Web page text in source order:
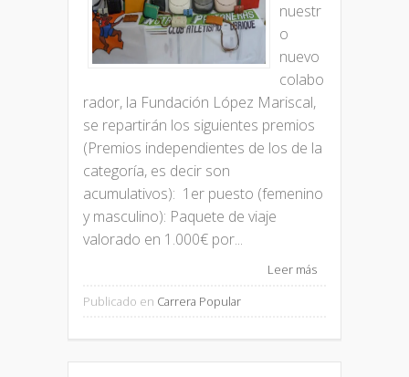
nuestr
o
nuevo
colabo
rador, la Fundación López Mariscal,
se repartirán los siguientes premios
(Premios independientes de los de la
categoría, es decir son
acumulativos): 1er puesto (femenino
y masculino): Paquete de viaje
valorado en 1.000€ por...
Leer más
Publicado en Carrera Popular